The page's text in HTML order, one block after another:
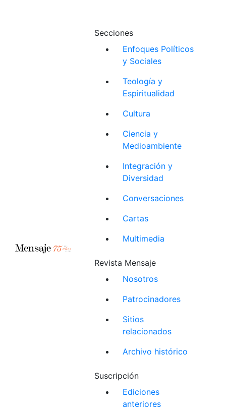
Secciones
Enfoques Políticos
y Sociales
Teología y
Espiritualidad
Cultura
Ciencia y
Medioambiente
Integración y
Diversidad
Conversaciones
Cartas
Multimedia
Revista Mensaje
Nosotros
Patrocinadores
Sitios
relacionados
Archivo histórico
Suscripción
Ediciones
anteriores